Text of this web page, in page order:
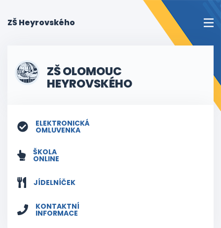
ZŠ Heyrovského
ZŠ OLOMOUC
HEYROVSKÉHO
ELEKTRONICKÁ
OMLUVENKA
ŠKOLA
ONLINE
JÍDELNÍČEK
KONTAKTNÍ
INFORMACE